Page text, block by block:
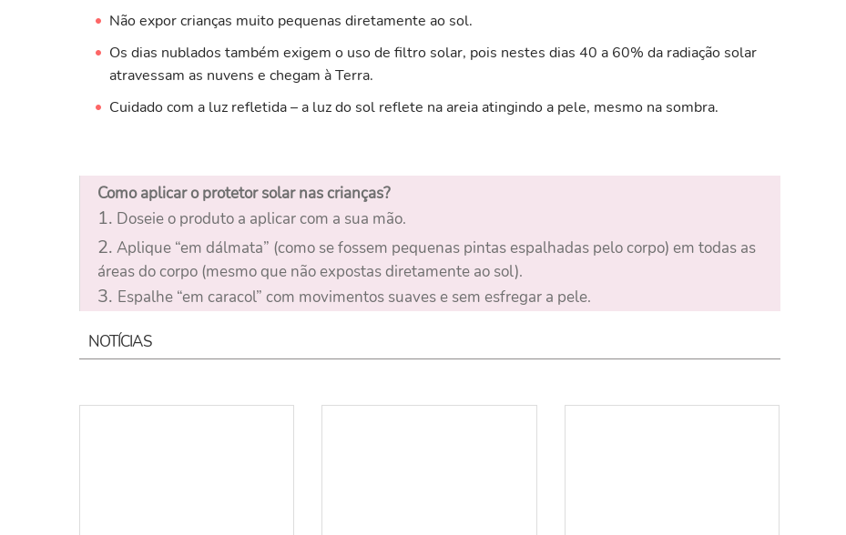
Não expor crianças muito pequenas diretamente ao sol.
Os dias nublados também exigem o uso de filtro solar, pois nestes dias 40 a 60% da radiação solar
atravessam as nuvens e chegam à Terra.
Cuidado com a luz refletida – a luz do sol reflete na areia atingindo a pele, mesmo na sombra.
Como aplicar o protetor solar nas crianças?
1. Doseie o produto a aplicar com a sua mão.
2. Aplique “em dálmata” (como se fossem pequenas pintas espalhadas pelo corpo) em todas as
áreas do corpo (mesmo que não expostas diretamente ao sol).
3. Espalhe “em caracol” com movimentos suaves e sem esfregar a pele.
NOTÍCIAS